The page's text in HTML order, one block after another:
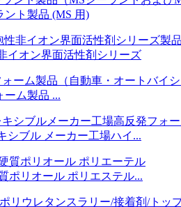
ント製品 (MS 用)
イオン界面活性剤シリーズ
ーム製品 ...
シブル メーカー工場ハイ...
ポリオール ポリエステル...